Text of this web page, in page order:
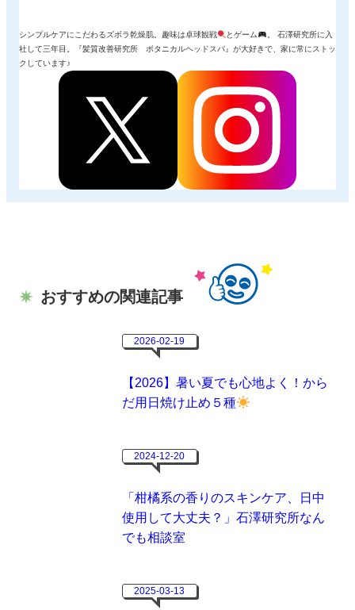
シンプルケアにこだわるズボラ乾燥肌。趣味は卓球観戦 とゲーム
。 石澤研究所に入
社して三年目。『髪質改善研究所 ボタニカルヘッドスパ』が大好きで、家に常にストッ
クしています♪
おすすめの関連記事
2026-02-19
【2026】暑い夏でも心地よく！から
だ用日焼け止め５種
2024-12-20
「柑橘系の香りのスキンケア、日中
使用して大丈夫？」石澤研究所なん
でも相談室
2025-03-13